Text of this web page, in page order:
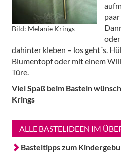
Bild: Melanie Krings
dahinter kleben – los geht´s.
Blumentopf oder mit einem
Türe.
Viel Spaß beim Basteln
Krings
ALLE BASTELIDEEN IM
Basteltipps zum